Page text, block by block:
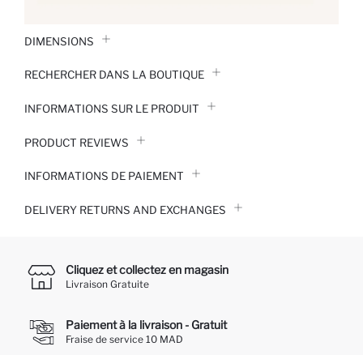
DIMENSIONS
RECHERCHER DANS LA BOUTIQUE
INFORMATIONS SUR LE PRODUIT
PRODUCT REVIEWS
INFORMATIONS DE PAIEMENT
DELIVERY RETURNS AND EXCHANGES
Cliquez et collectez en magasin
Livraison Gratuite
Paiement à la livraison - Gratuit
Fraise de service 10 MAD